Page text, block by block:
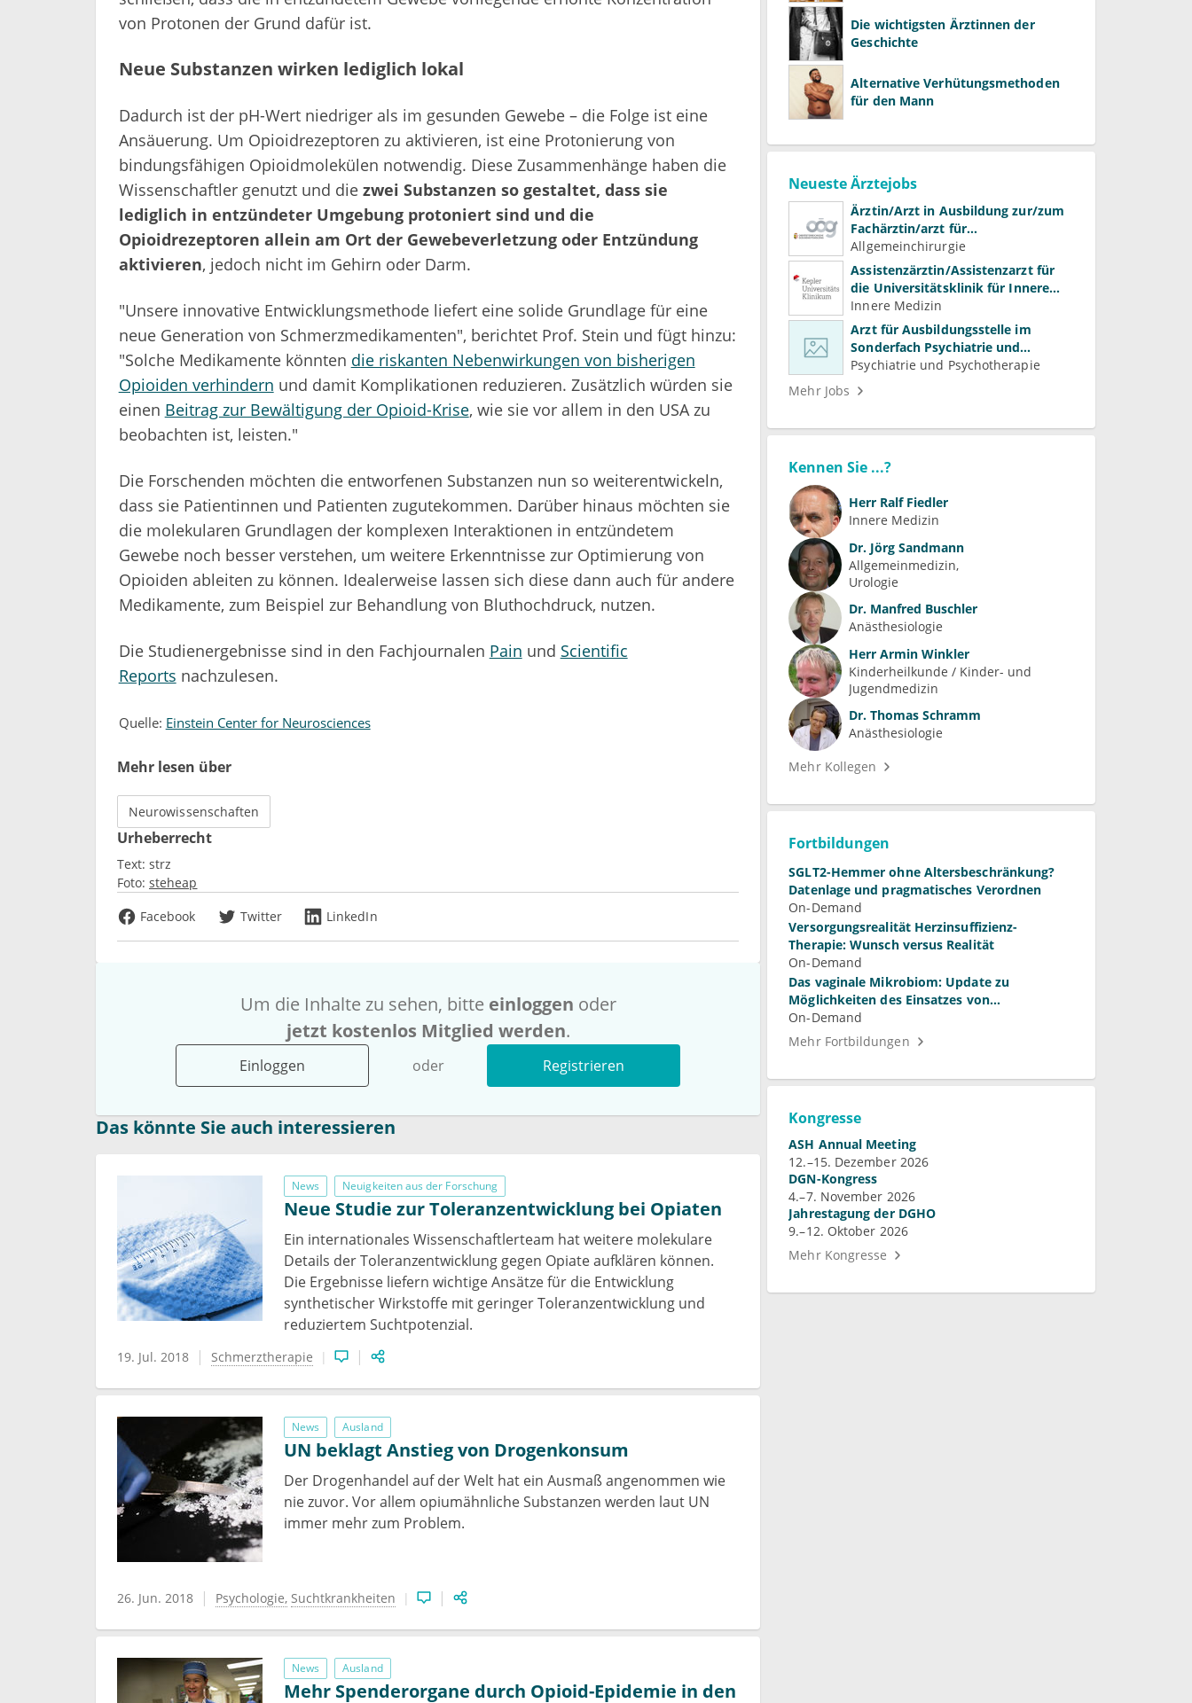
von Protonen der Grund dafür ist.
Neue Substanzen wirken lediglich lokal
Dadurch ist der pH-Wert niedriger als im gesunden Gewebe – die Folge ist eine
Ansäuerung. Um Opioidrezeptoren zu aktivieren, ist eine Protonierung von
bindungsfähigen Opioidmolekülen notwendig. Diese Zusammenhänge haben die
Wissenschaftler genutzt und die zwei Substanzen so gestaltet, dass sie
lediglich in entzündeter Umgebung protoniert sind und die
Opioidrezeptoren allein am Ort der Gewebeverletzung oder Entzündung
aktivieren, jedoch nicht im Gehirn oder Darm.
"Unsere innovative Entwicklungsmethode liefert eine solide Grundlage für eine
neue Generation von Schmerzmedikamenten", berichtet Prof. Stein und fügt hinzu:
"Solche Medikamente könnten die riskanten Nebenwirkungen von bisherigen
Opioiden verhindern und damit Komplikationen reduzieren. Zusätzlich würden sie
einen Beitrag zur Bewältigung der Opioid-Krise, wie sie vor allem in den USA zu
beobachten ist, leisten."
Die Forschenden möchten die entworfenen Substanzen nun so weiterentwickeln,
dass sie Patientinnen und Patienten zugutekommen. Darüber hinaus möchten sie
die molekularen Grundlagen der komplexen Interaktionen in entzündetem
Gewebe noch besser verstehen, um weitere Erkenntnisse zur Optimierung von
Opioiden ableiten zu können. Idealerweise lassen sich diese dann auch für andere
Medikamente, zum Beispiel zur Behandlung von Bluthochdruck, nutzen.
Die Studienergebnisse sind in den Fachjournalen Pain und Scientific
Reports nachzulesen.
Quelle: Einstein Center for Neurosciences
Mehr lesen über
Neurowissenschaften
Urheberrecht
Text: strz
Foto: steheap
Facebook
Twitter LinkedIn
Um die Inhalte zu sehen, bitte einloggen oder
jetzt kostenlos Mitglied werden.
Einloggen oder Registrieren
Das könnte Sie auch interessieren
News Neuigkeiten aus der Forschung
Neue Studie zur Toleranzentwicklung bei Opiaten
Ein internationales Wissenschaftlerteam hat weitere molekulare
Details der Toleranzentwicklung gegen Opiate aufklären können.
Die Ergebnisse liefern wichtige Ansätze für die Entwicklung
synthetischer Wirkstoffe mit geringer Toleranzentwicklung und
reduziertem Suchtpotenzial.
19. Jul. 2018 Schmerztherapie
News Ausland
UN beklagt Anstieg von Drogenkonsum
Der Drogenhandel auf der Welt hat ein Ausmaß angenommen wie
nie zuvor. Vor allem opiumähnliche Substanzen werden laut UN
immer mehr zum Problem.
26. Jun. 2018 Psychologie Suchtkrankheiten
News Ausland
Mehr Spenderorgane durch Opioid-Epidemie in den
Die wichtigsten Ärztinnen der
Geschichte
Alternative Verhütungsmethoden
für den Mann
Neueste Ärztejobs
Ärztin/Arzt in Ausbildung zur/zum
Fachärztin/arzt für
Allgemeinchirurgie und
Gefäßchirurgie
Allgemeinchirurgie
Assistenzärztin/Assistenzarzt für
die Universitätsklinik für Innere
Medizin
Innere Medizin
Arzt für Ausbildungsstelle im
Sonderfach Psychiatrie und
Psychotherapeutische Medizin
(m/w/d)
Psychiatrie und Psychotherapie
Mehr Jobs
Kennen Sie ...?
Herr Ralf Fiedler
Innere Medizin
Dr. Jörg Sandmann
Allgemeinmedizin
Urologie
Dr. Manfred Buschler
Anästhesiologie
Herr Armin Winkler
Kinderheilkunde / Kinder- und
Jugendmedizin
Dr. Thomas Schramm
Anästhesiologie
Mehr Kollegen
Fortbildungen
SGLT2-Hemmer ohne Altersbeschränkung?
Datenlage und pragmatisches Verordnen
On-Demand
Versorgungsrealität Herzinsuffizienz-
Therapie: Wunsch versus Realität
On-Demand
Das vaginale Mikrobiom: Update zu
Möglichkeiten des Einsatzes von
Laktobazillen bei bakterieller Vaginose und
Vulvovaginalkandidose
On-Demand
Mehr Fortbildungen
Kongresse
ASH Annual Meeting
12.–15. Dezember 2026
DGN-Kongress
4.–7. November 2026
Jahrestagung der DGHO
9.–12. Oktober 2026
Mehr Kongresse